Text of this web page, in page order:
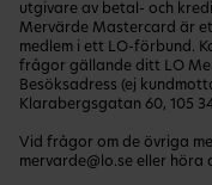
utgivare av betal- och
Mervärde Mastercard är
medlem i ett LO-förbund.
frågor gällande ditt LO
Besöksadress (ej
Klarabergsgatan 60, 105
Vid frågor om de övriga
mervarde@lo.se eller höra